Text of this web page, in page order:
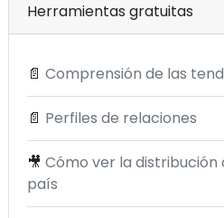
Herramientas gratuitas
📄 Comprensión de las
📄 Perfiles de relaciones
🎥 Cómo ver la
país